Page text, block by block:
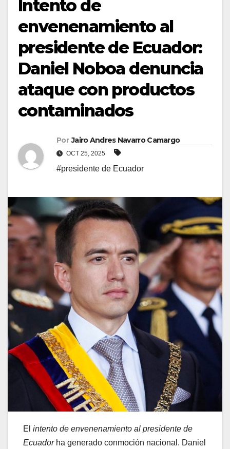
Intento de
envenenamiento al
presidente de Ecuador:
Daniel Noboa denuncia
ataque con productos
contaminados
Por Jairo Andres Navarro Camargo
OCT 25, 2025
#presidente de Ecuador
El intento de envenenamiento al presidente de
Ecuadorha generado conmoción nacional. Daniel